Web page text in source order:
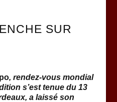
SUR
, rendez-vous mondial
s’est tenue du 13
a laissé son